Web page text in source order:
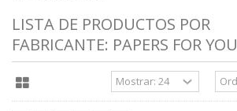
LISTA DE PRODUCTOS POR
FABRICANTE: PAPERS FOR YOU